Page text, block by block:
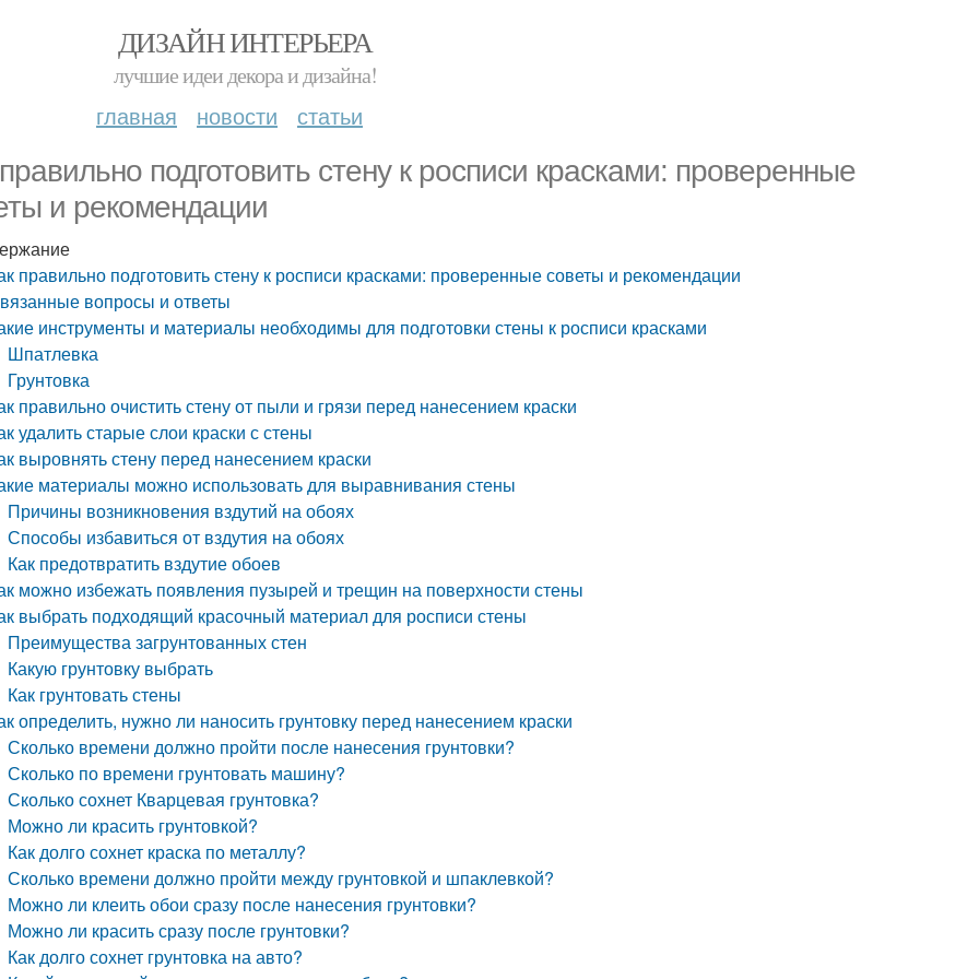
ДИЗАЙН ИНТЕРЬЕРА
лучшие идеи декора и дизайна!
главная новости статьи
подготовить стену к росписи красками: проверенные
и рекомендации
правильно подготовить стену к росписи красками: проверенные советы и рекомендации
вопросы и ответы
инструменты и материалы необходимы для подготовки стены к росписи красками
Шпатлевка
Грунтовка
правильно очистить стену от пыли и грязи перед нанесением краски
удалить старые слои краски с стены
выровнять стену перед нанесением краски
материалы можно использовать для выравнивания стены
Причины возникновения вздутий на обоях
Способы избавиться от вздутия на обоях
Как предотвратить вздутие обоев
можно избежать появления пузырей и трещин на поверхности стены
выбрать подходящий красочный материал для росписи стены
Преимущества загрунтованных стен
Какую грунтовку выбрать
Как грунтовать стены
определить, нужно ли наносить грунтовку перед нанесением краски
Сколько времени должно пройти после нанесения грунтовки?
Сколько по времени грунтовать машину?
Сколько сохнет Кварцевая грунтовка?
Можно ли красить грунтовкой?
Как долго сохнет краска по металлу?
Сколько времени должно пройти между грунтовкой и шпаклевкой?
Можно ли клеить обои сразу после нанесения грунтовки?
Можно ли красить сразу после грунтовки?
Как долго сохнет грунтовка на авто?